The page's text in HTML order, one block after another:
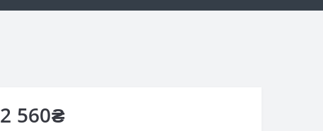
2 560₴